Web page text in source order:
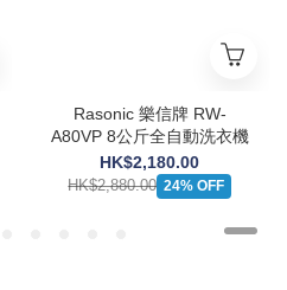
Rasonic 樂信牌 RW-
A80VP 8公斤全自動洗衣機
HK$2,180.00
HK$2,880.00 24% OFF